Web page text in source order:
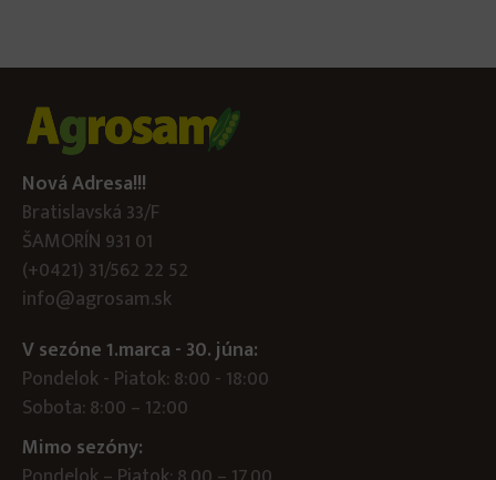
Nová Adresa!!!
Bratislavská 33/F
ŠAMORÍN 931 01
(+0421) 31/562 22 52
info@agrosam.sk
V sezóne 1.marca - 30. júna:
Pondelok - Piatok: 8:00 - 18:00
Sobota: 8:00 – 12:00
Mimo sezóny: